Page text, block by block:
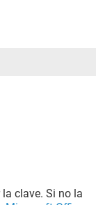
clave. Si no la